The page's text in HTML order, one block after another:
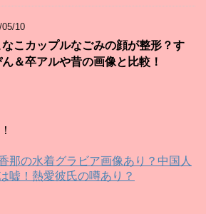
05/10
こカップルなごみの顔が整形？す
ん＆卒アルや昔の画像と比較！
那の水着グラビア画像あり？中国人
嘘！熱愛彼氏の噂あり？